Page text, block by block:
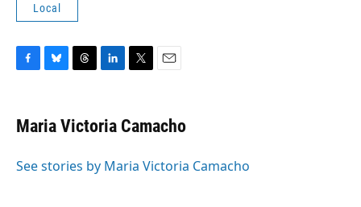
Local
F
e
b
o
B
e
s
y
T
e
a
s
L
k
e
I
T
t
t
r
E
i
l
Maria Victoria Camacho
See stories by Maria Victoria Camacho